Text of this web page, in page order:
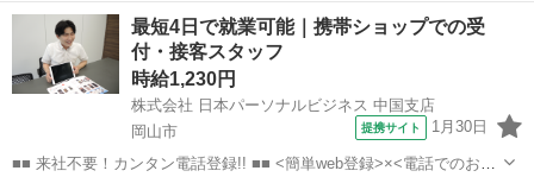
なので、すぐに高収入!! 社員登用制度もあるので、ゆくゆくは社員に
なんてキャリアアップも目指せます!! ■■ 来社不要！カンタン電話登
録!! ■■...
岡山 津山市 店長
最短4日で就業可能｜携帯ショップでの受
付・接客スタッフ
時給1,230円
株式会社 日本パーソナルビジネス 中国支店
岡山市
提携サイト 1月30日
■■ 来社不要！カンタン電話登録!! ■■ <簡単web登録>×<電話でのお仕